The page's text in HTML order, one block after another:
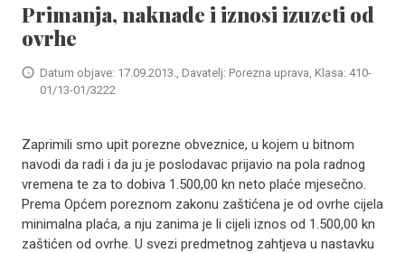
Primanja, naknade i iznosi izuzeti od
ovrhe
Datum objave: 17.09.2013., Davatelj: Porezna uprava, Klasa: 410-
01/13-01/3222
Zaprimili smo upit porezne obveznice, u kojem u bitnom
navodi da radi i da ju je poslodavac prijavio na pola radnog
vremena te za to dobiva 1.500,00 kn neto plaće mjesečno.
Prema Općem poreznom zakonu zaštićena je od ovrhe cijela
minimalna plaća, a nju zanima je li cijeli iznos od 1.500,00 kn
zaštićen od ovrhe. U svezi predmetnog zahtjeva u nastavku